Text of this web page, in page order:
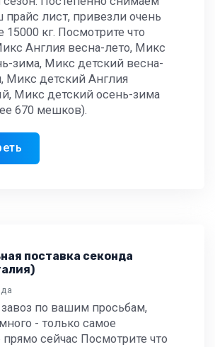
лист, привезли очень
15000 кг. Посмотрите что
Англия весна-лето, Микс
зима, Микс детский весна-
Микс детский Англия
Микс детский осень-зима
670 мешков).
поставка секонда
по вашим просьбам,
- только самое
сейчас Посмотрите что